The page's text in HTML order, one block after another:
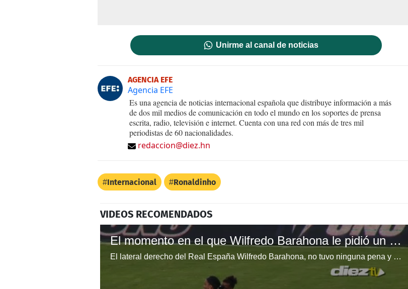
Unirme al canal de noticias
AGENCIA EFE
Agencia EFE
Es una agencia de noticias internacional española que distribuye información a más
de dos mil medios de comunicación en todo el mundo en los soportes de prensa
escrita, radio, televisión e internet. Cuenta con una red con más de tres mil
periodistas de 60 nacionalidades.
redaccion@diez.hn
Internacional Ronaldinho
VIDEOS RECOMENDADOS
El momento en el que Wilfredo Barahona le pidió un autógrafo a Ronaldinho
El lateral derecho del Real España Wilfredo Barahona, no tuvo ninguna pena y confesó todo lo que conversó con el exjugador del Barcelona Ronaldinho dentro del terreno de juego